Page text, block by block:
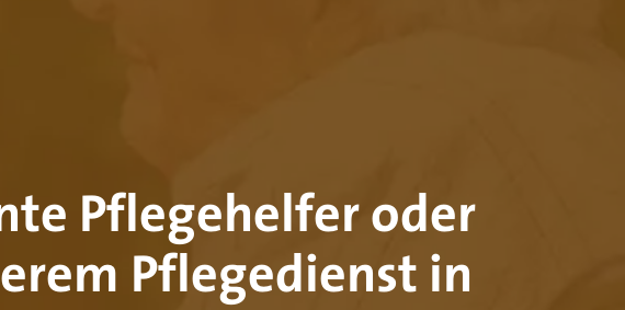
Pflegehelfer oder
Pflegedienst in